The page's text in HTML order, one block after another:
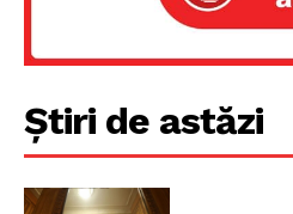
Un
FREEDOM
Știri de astăzi